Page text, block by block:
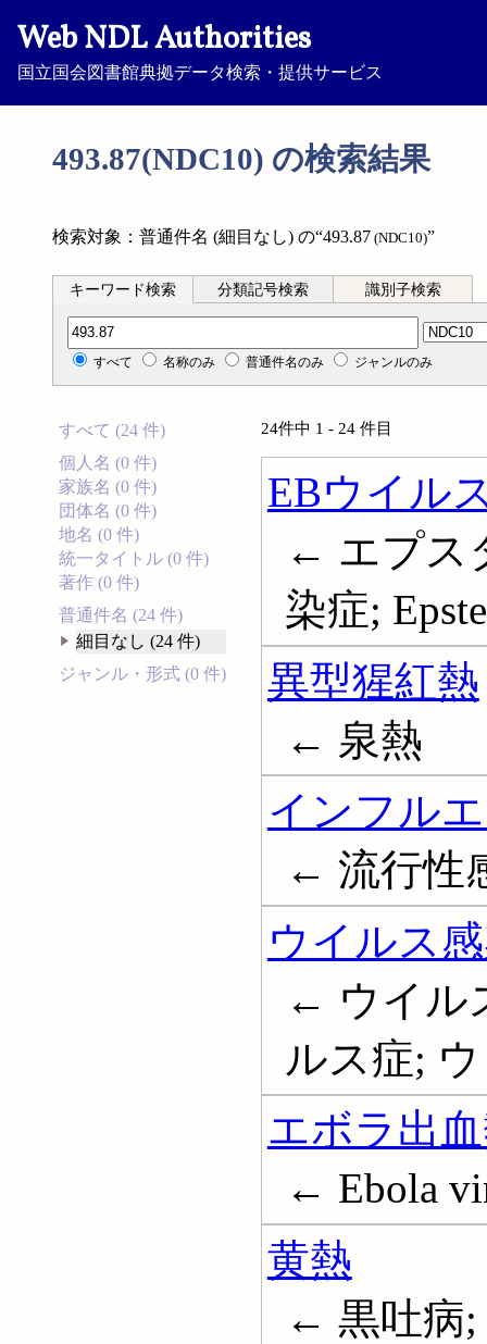
Web NDL Authorities
国立国会図書館典拠データ検索・提供サービス
493.87(NDC10) の検索結果
検索対象：普通件名 (細目なし) の“493.87 (NDC10)”
キーワード検索 分類記号検索 識別子検索
分類記号検索
すべて 名称のみ 普通件名のみ ジャンルのみ
すべて (24 件)
個人名 (0 件)
家族名 (0 件)
団体名 (0 件)
地名 (0 件)
統一タイトル (0 件)
著作 (0 件)
普通件名 (24 件)
細目なし (24 件)
ジャンル・形式 (0 件)
24件中 1 - 24 件目
EBウイル
← エプス
染症;
異型猩紅熱
← 泉熱
インフル
← 流行性
ウイルス
← ウイル
ルス症; ウ
エボラ出
← Ebola
黄熱
← 黒吐病;